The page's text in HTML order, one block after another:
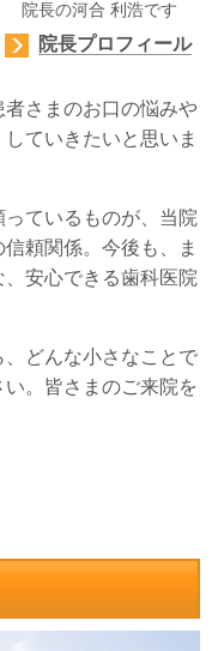
院長の河合 利浩です
院長プロフィール
さまのお口の悩みや
ていきたいと思いま
ているものが、当院
頼関係。今後も、ま
安心できる歯科医院
どんな小さなことで
。皆さまのご来院を